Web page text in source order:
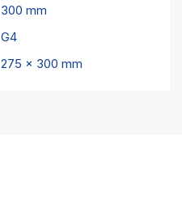
300 mm
G4
275 x 300 mm